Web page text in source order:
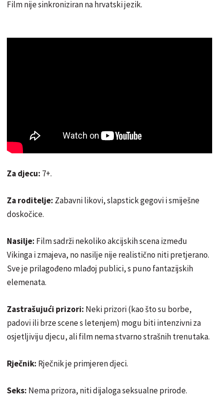
Film nije sinkroniziran na hrvatski jezik.
Za djecu: 7+.
Za roditelje: Zabavni likovi, slapstick gegovi i smiješne
doskočice.
Nasilje: Film sadrži nekoliko akcijskih scena između
Vikinga i zmajeva, no nasilje nije realistično niti pretjerano.
Sve je prilagođeno mlađoj publici, s puno fantazijskih
elemenata.
Zastrašujući prizori: Neki prizori (kao što su borbe,
padovi ili brze scene s letenjem) mogu biti intenzivni za
osjetljiviju djecu, ali film nema stvarno strašnih trenutaka.
Rječnik: Rječnik je primjeren djeci.
Seks: Nema prizora, niti dijaloga seksualne prirode.